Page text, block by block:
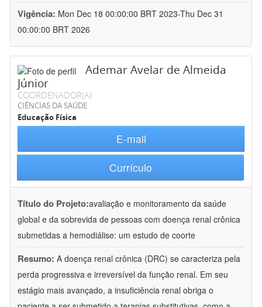
Vigência: Mon Dec 18 00:00:00 BRT 2023-Thu Dec 31
00:00:00 BRT 2026
Ademar Avelar de Almeida
Júnior
COORDENADOR(A)
CIÊNCIAS DA SAÚDE
Educação Física
E-mail
Currículo
Título do Projeto:avaliação e monitoramento da saúde
global e da sobrevida de pessoas com doença renal crônica
submetidas a hemodiálise: um estudo de coorte
Resumo: A doença renal crônica (DRC) se caracteriza pela
perda progressiva e irreversível da função renal. Em seu
estágio mais avançado, a insuficiência renal obriga o